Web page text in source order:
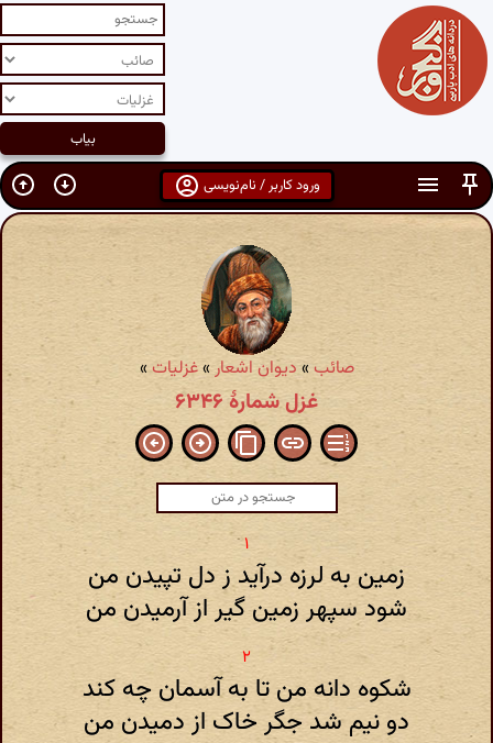
ورود کاربر / نام‌نویسی
صائب »دیوان اشعار»غزلیات»
غزل شمارهٔ ۶۳۴۶
زمین به لرزه درآید ز دل تپیدن من
شود سپهر زمین گیر از آرمیدن من
شکوه دانه من تا به آسمان چه کند
دو نیم شد جگر خاک از دمیدن من